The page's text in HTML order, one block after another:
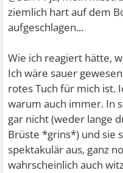
ziemlich hart auf dem
aufgeschlagen...
Wie ich reagiert hätte,
Ich wäre sauer
rotes Tuch für mich ist.
warum auch immer. In
gar nicht (weder lange
Brüste *grins*) und sie
spektakulär aus, ganz
wahrscheinlich auch